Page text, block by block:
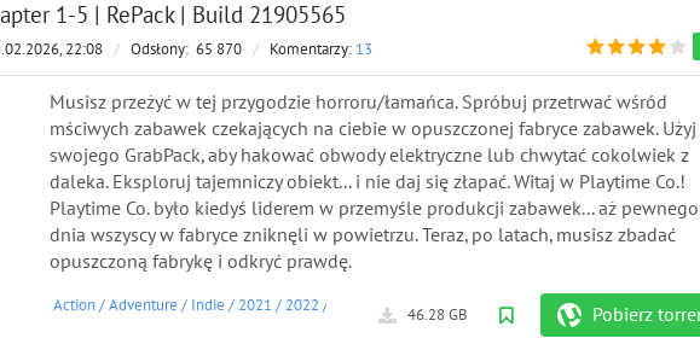
1-5 | RePack | Build 21905565
22:08 / Odsłony: 65 870 / Komentarzy: 13
Musisz przeżyć w tej przygodzie horroru/łamańca. Spróbuj przetrwać wśród
mściwych zabawek czekających na ciebie w opuszczonej fabryce zabawek. Użyj
swojego GrabPack, aby hakować obwody elektryczne lub chwytać cokolwiek z
daleka. Eksploruj tajemniczy obiekt... i nie daj się złapać. Witaj w Playtime Co.!
Playtime Co. było kiedyś liderem w przemyśle produkcji zabawek... aż pewnego
dnia wszyscy w fabryce zniknęli w powietrzu. Teraz, po latach, musisz zbadać
opuszczoną fabrykę i odkryć prawdę.
Pobierz
46.28 GB
Action/Adventure / Indie / 2021 / 2022 / 2025/ Najczęściej pobierane